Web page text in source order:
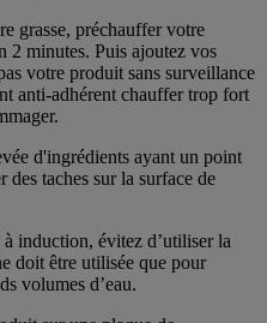
grasse, préchauffer votre
2 minutes. Puis ajoutez vos
votre produit sans surveillance
anti-adhérent chauffer trop fort
d'ingrédients ayant un point
des taches sur la surface de
induction, évitez d’utiliser la
doit être utilisée que pour
volumes d’eau.